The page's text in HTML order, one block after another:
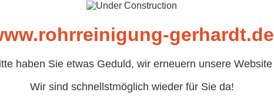
gerhardt.de
haben Sie etwas Geduld, wir erneuern unsere Website
Wir sind schnellstmöglich wieder für Sie da!